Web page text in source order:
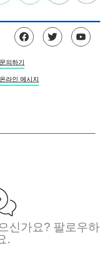
F
a
e
b
o
트
위
유
튜
문의하기
온라인 메시지
신가요? 팔로우하
.